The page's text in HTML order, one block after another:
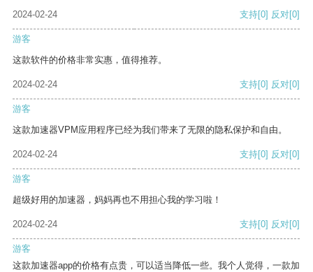
2024-02-24 支持[0] 反对[0]
游客
这款软件的价格非常实惠，值得推荐。
2024-02-24 支持[0] 反对[0]
游客
这款加速器VPM应用程序已经为我们带来了无限的隐私保护和自由。
2024-02-24 支持[0] 反对[0]
游客
超级好用的加速器，妈妈再也不用担心我的学习啦！
2024-02-24 支持[0] 反对[0]
游客
这款加速器app的价格有点贵，可以适当降低一些。我个人觉得，一款加